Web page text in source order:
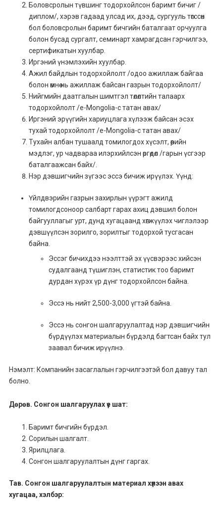
Боловсролын түвшинг тодорхойлсон баримт бичиг /
диплом/, хэрэв гадаад улсад их, дээд, сургууль төгссөн
бол боловсролын баримт бичгийн баталгаат орчуулга
болон бусад сургалт, семинарт хамрагдсан гэрчилгээ,
сертификатын хуулбар.
Иргэний үнэмлэхийн хуулбар.
Ажил байдлын тодорхойлолт /одоо ажиллаж байгаа
болон өмнө нь ажиллаж байсан газрын тодорхойлолт/
Нийгмийн даатгалын шимтгэл төлөлтийн талаарх
тодорхойлолт /e-Mongolia-с татан авах/
Иргэний эрүүгийн хариуцлага хүлээж байсан эсэх
тухай тодорхойлолт /e-Mongolia-с татан авах/
Тухайн албан тушаалд томилогдох хүсэлт, өөрийн
мэдлэг, ур чадвараа илэрхийлсэн өргөдөл /гарын үсгээр
баталгаажсан байх/.
Нэр дэвшигчийн зүгээс эссэ бичиж ирүүлэх. Үүнд:
Үйлдвэрийн газрын захирлын үүрэгт ажилд
томилогдсоноор салбарт гарах ахиц дэвшил болон
байгууллагыг урт, дунд хугацаанд хөгжүүлэх чиглэлээр
дэвшүүлсэн зорилго, зорилтыг тодорхой тусгасан
байна.
Эссэг бичихдээ нээлттэй эх үүсвэрээс хийсэн
судалгаанд түшиглэн, статистик тоо баримт
дурдан хүрэх үр дүнг тодорхойлсон байна.
Эссэ нь нийт 2,500-3,000 үгтэй байна.
Эссэ нь сонгон шалгаруулалтад нэр дэвшигчийн
бүрдүүлэх материалын бүрдэлд багтсан байх тул
заавал бичиж ирүүлнэ.
Нэмэлт: Компанийн засаглалын гэрчилгээтэй бол давуу тал
болно.
Дөрөв. Сонгон шалгаруулах үе шат:
Баримт бичгийн бүрдэл.
Сорилын шалгалт.
Ярилцлага.
Сонгон шалгаруулалтын дүнг гаргах.
Тав. Сонгон шалгаруулалтын материал хүлээн авах
хугацаа, хэлбэр: